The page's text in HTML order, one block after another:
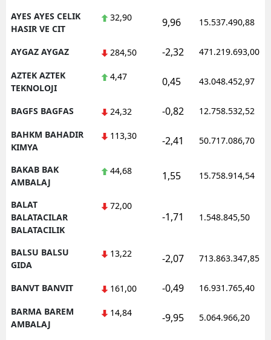
AYES AYES CELIK
HASIR VE CIT
32,90 9,96 15.537.490,88
AYGAZ AYGAZ 284,50 -2,32 471.219.693,00
AZTEK AZTEK
TEKNOLOJI
4,47 0,45 43.048.452,97
BAGFS BAGFAS 24,32 -0,82 12.758.532,52
BAHKM BAHADIR
KIMYA
113,30 -2,41 50.717.086,70
BAKAB BAK
AMBALAJ
44,68 1,55 15.758.914,54
BALAT
BALATACILAR
BALATACILIK
72,00
-1,71 1.548.845,50
BALSU BALSU
GIDA
13,22 -2,07 713.863.347,85
BANVT BANVIT 161,00 -0,49 16.931.765,40
BARMA BAREM
AMBALAJ
14,84 -9,95 5.064.966,20